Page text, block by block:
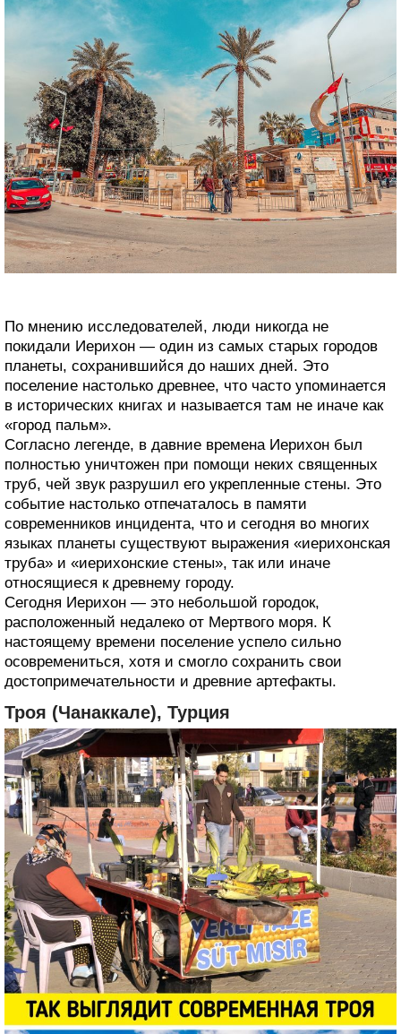
По мнению исследователей, люди никогда не
покидали Иерихон — один из самых старых городов
планеты, сохранившийся до наших дней. Это
поселение настолько древнее, что часто упоминается
в исторических книгах и называется там не иначе как
«город пальм».
Согласно легенде, в давние времена Иерихон был
полностью уничтожен при помощи неких священных
труб, чей звук разрушил его укрепленные стены. Это
событие настолько отпечаталось в памяти
современников инцидента, что и сегодня во многих
языках планеты существуют выражения «иерихонская
труба» и «иерихонские стены», так или иначе
относящиеся к древнему городу.
Сегодня Иерихон — это небольшой городок,
расположенный недалеко от Мертвого моря. К
настоящему времени поселение успело сильно
осовремениться, хотя и смогло сохранить свои
достопримечательности и древние артефакты.
Троя (Чанаккале), Турция